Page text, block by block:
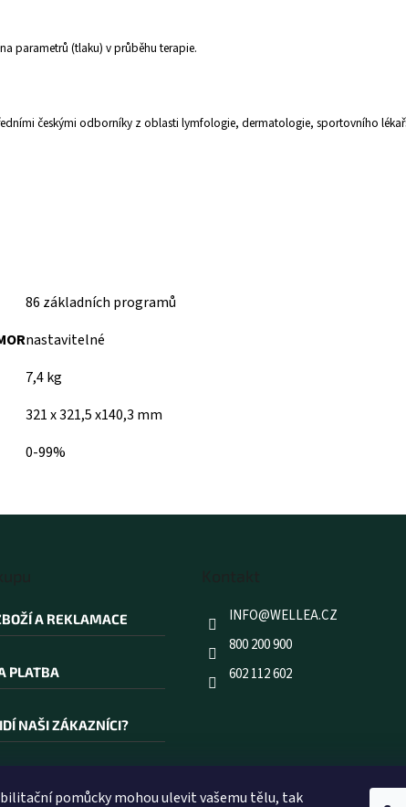
pomůcky mohou ulevit vašemu tělu, tak
parametrů (tlaku) v průběhu terapie.
českými odborníky z oblasti lymfologie, dermatologie, sportovního
86 základních programů
nastavitelné
7,4 kg
321 x 321,5 x140,3 mm
0-99%
A REKLAMACE
PLATBA
NAŠI ZÁKAZNÍCI?
INFO@WELLEA.CZ
800 200 900
602 112 602